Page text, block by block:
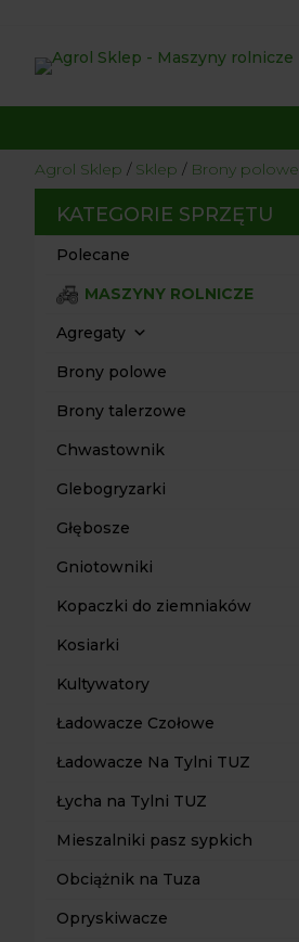
Agrol Sklep Sklep Brony polowe
KATEGORIE SPRZĘTU
Polecane
MASZYNY ROLNICZE
Agregaty
Brony polowe
Brony talerzowe
Chwastownik
Glebogryzarki
Głębosze
Gniotowniki
Kopaczki do ziemniaków
Kosiarki
Kultywatory
Ładowacze Czołowe
Ładowacze Na Tylni TUZ
Łycha na Tylni TUZ
Mieszalniki pasz sypkich
Obciążnik na Tuza
Opryskiwacze